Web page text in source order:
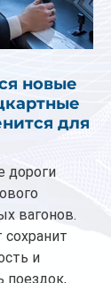
новые
для
дороги
вагонов.
и
поездок,